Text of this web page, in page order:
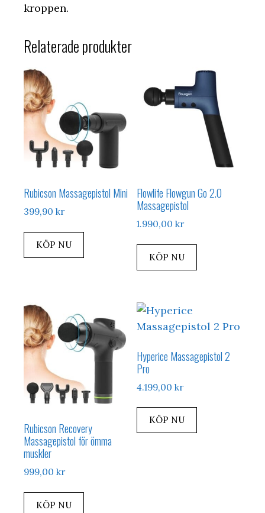
kroppen.
Relaterade produkter
Rubicson Massagepistol Mini
399,90 kr
KÖP NU
Flowlife Flowgun Go 2.0
Massagepistol
1.990,00kr
KÖP NU
Rubicson Recovery
Massagepistol för ömma
muskler
999,00 kr
KÖP NU
Hyperice Massagepistol 2
Pro
4.199,00kr
KÖP NU